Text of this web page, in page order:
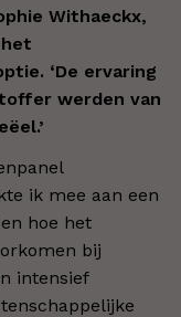
Withaeckx,
‘De ervaring
werden van
ik mee aan een
hoe het
bij
intensief